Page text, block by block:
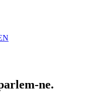
ne.